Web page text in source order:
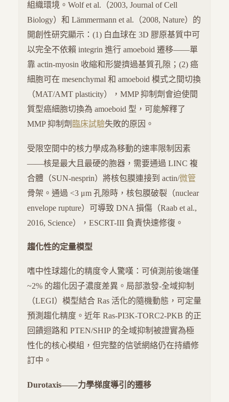
組織環境。Wolf et al.（2003, Journal of Cell
Biology）和 Lämmermann et al.（2008, Nature）的
開創性研究顯示：(1) 白血球在 3D 膠原基質中可
以完全不依賴 integrin 進行 amoeboid 遷移——單
靠 actin-myosin 收縮和形變擠過基質孔隙；(2) 癌
細胞可在 mesenchymal 和 amoeboid 模式之間切換
（MAT/AMT plasticity），MMP 抑制劑會迫使間
質型癌細胞切換為 amoeboid 型，可能解釋了
MMP 抑制劑 臨床試驗失敗的原因。
受限空間中的核力學成為移動的速率限制因素
——核是最大且最硬的胞器，需要通過 LINC 複
合體（SUN-nesprin）將核包膜連接到 actin/微管
骨架。通過 <3 μm 孔隙時，核包膜破裂（nuclear
envelope rupture）可導致 DNA 損傷（Raab et al.,
2016, Science），ESCRT-III 負責快速修復。
趨化性的定量模型
嗜中性球趨化的精度令人驚嘆：可偵測前後端僅
~2% 的趨化因子濃度差異。局部激發-全域抑制
（LEGI）模型結合 Ras 活化的隨機動態，可定量
預測趨化精度。近年 Ras-PI3K-TORC2-PKB 的正
回饋迴路和 PTEN/SHIP 的全域抑制被證實為極
性化的核心模組，但完整的信號網絡仍在持續修
訂中。
Durotaxis——力學梯度導引的遷移